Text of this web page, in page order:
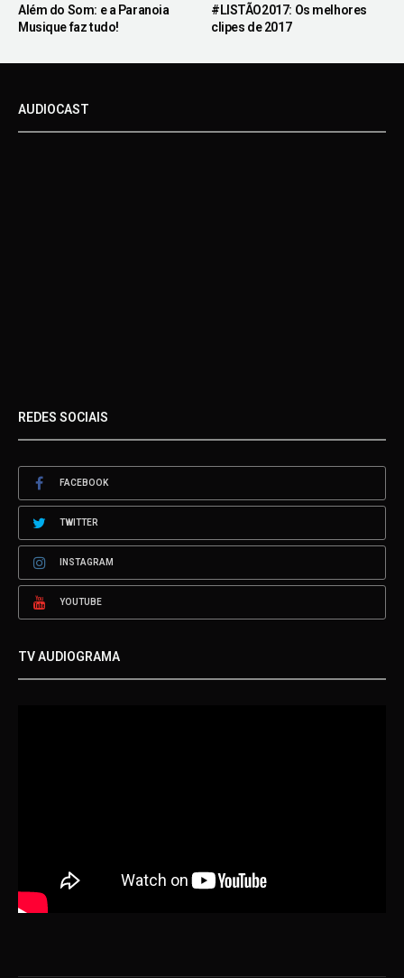
Além do Som: e a Paranoia
Musique faz tudo!
#LISTÃO2017: Os melhores
clipes de 2017
AUDIOCAST
REDES SOCIAIS
FACEBOOK
TWITTER
INSTAGRAM
YOUTUBE
TV AUDIOGRAMA